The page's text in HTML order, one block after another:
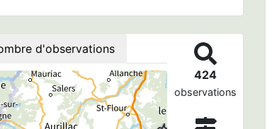
d'observations
424
observations